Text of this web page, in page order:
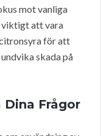
mot vanliga
viktigt att vara
för att
skada på
Dina Frågor